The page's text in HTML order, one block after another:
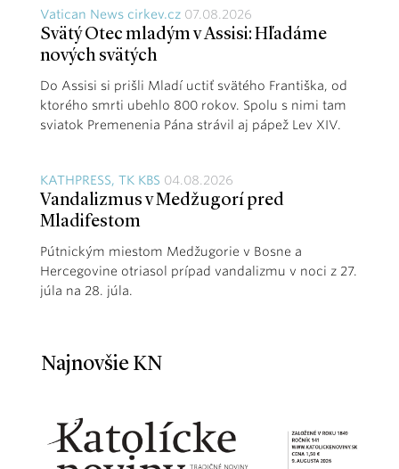
Vatican News cirkev.cz 07.08.2026
Svätý Otec mladým v Assisi: Hľadáme
nových svätých
Do Assisi si prišli Mladí uctiť svätého Františka, od
ktorého smrti ubehlo 800 rokov. Spolu s nimi tam
sviatok Premenenia Pána strávil aj pápež Lev XIV.
KATHPRESS, TK KBS 04.08.2026
Vandalizmus v Medžugorí pred
Mladifestom
Pútnickým miestom Medžugorie v Bosne a
Hercegovine otriasol prípad vandalizmu v noci z 27.
júla na 28. júla.
Najnovšie KN